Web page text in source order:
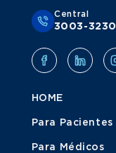
Central
3003-3230
HOME
Para Pacientes
Para Médicos